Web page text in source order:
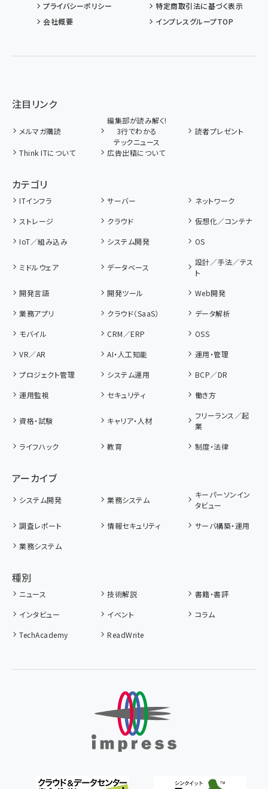
プライバシーポリシー
特定商取引法に基づく表示
会社概要
インプレスグループTOP
注目リンク
メルマガ購読
編集部が読み解く!
3行でわかる
テックニュース
読者プレゼント
Think ITについて 広告出稿について
カテゴリ
ITインフラ サーバー
ネットワーク
ストレージ
クラウド
仮想化／コンテナ
IoT／組み込み
システム開発 OS
ミドルウェア データベース
設計／手法／テス
ト
開発言語
開発ツール
Web開発
業務アプリ
クラウド（SaaS）
データ解析
モバイル
CRM／ERP
OSS
VR／AR
AI・人工知能
運用・管理
プロジェクト管理
システム運用
BCP／DR
運用監視
セキュリティ 働き方
資格・試験 キャリア・人材
フリーランス／起
業
ライフハック
教育 制度・法律
アーカイブ
システム開発 業務システム
キーパーソンイン
タビュー
調査レポート
情報セキュリティ
サーバ構築・運用
業務システム
種別
ニュース 技術解説
書籍・書評
インタビュー
イベント
コラム
TechAcademy
ReadWrite